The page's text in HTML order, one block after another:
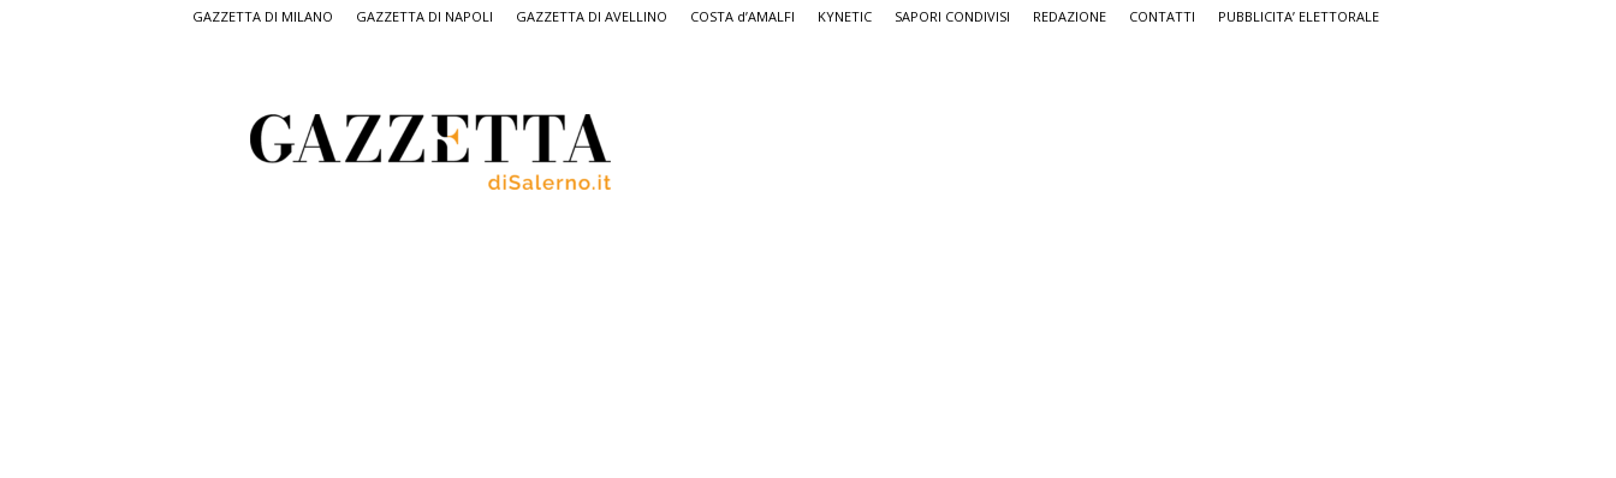
GAZZETTA DI MILANO GAZZETTA DI NAPOLI GAZZETTA DI AVELLINO COSTA d’AMALFI KYNETIC SAPORI CONDIVISI REDAZIONE CONTATTI PUBBLICITA’ ELETTORALE
Salerno,
il
quotidiano